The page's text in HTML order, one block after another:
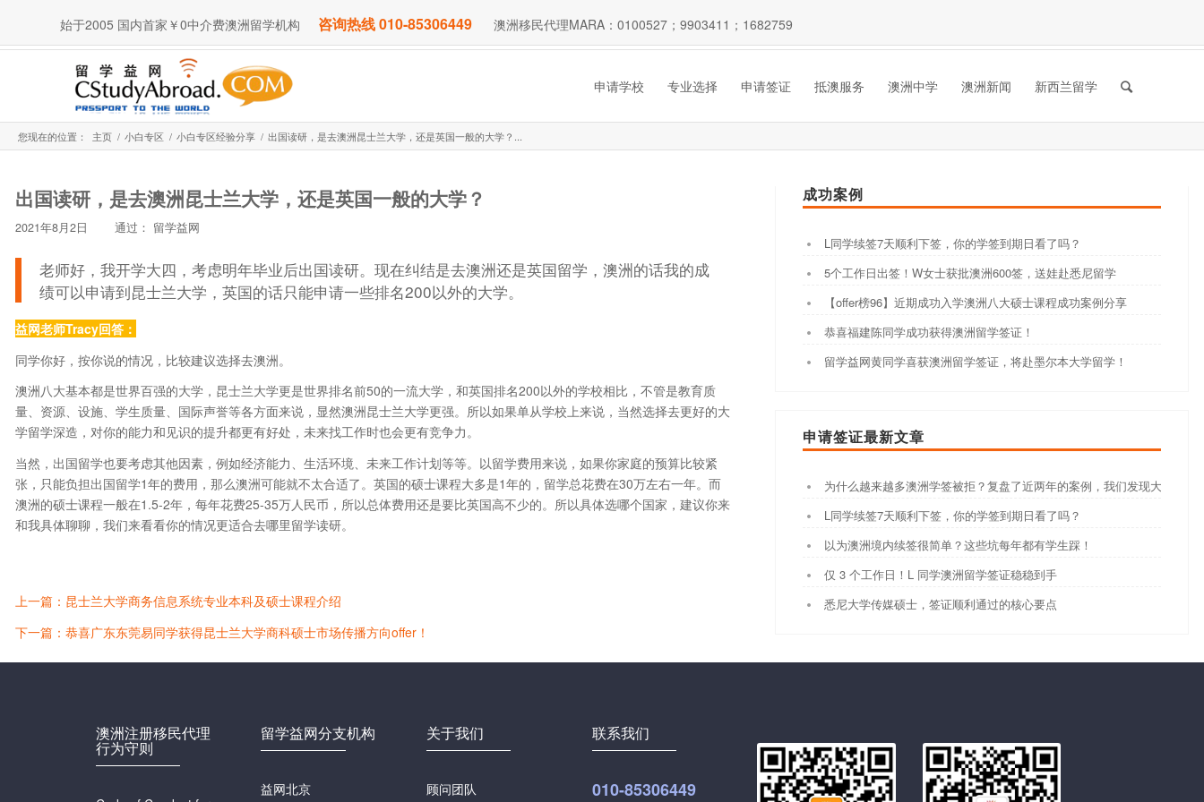
始于2005 国内首家￥0中介费澳洲留学机构 咨询热线 010-85306449 澳洲移民代理MARA：0100527；9903411；1682759
申请学校 专业选择 申请签证 抵澳服务 澳洲中学 澳洲新闻 新西兰留学
您现在的位置： 主页 / 小白专区 / 小白专区经验分享 / 出国读研，是去澳洲昆士兰大学，还是英国一般的大学？...
出国读研，是去澳洲昆士兰大学，还是英国一般的大学？
2021年8月2日 通过： 留学益网
老师好，我开学大四，考虑明年毕业后出国读研。现在纠结是去澳洲还是英国留学，澳洲的话我的成
绩可以申请到昆士兰大学，英国的话只能申请一些排名200以外的大学。
益网老师Tracy回答：
同学你好，按你说的情况，比较建议选择去澳洲。
澳洲八大基本都是世界百强的大学，昆士兰大学更是世界排名前50的一流大学，和英国排名200以外的学校相比，不管是教育质
量、资源、设施、学生质量、国际声誉等各方面来说，显然澳洲昆士兰大学更强。所以如果单从学校上来说，当然选择去更好的大
学留学深造，对你的能力和见识的提升都更有好处，未来找工作时也会更有竞争力。
当然，出国留学也要考虑其他因素，例如经济能力、生活环境、未来工作计划等等。以留学费用来说，如果你家庭的预算比较紧
张，只能负担出国留学1年的费用，那么澳洲可能就不太合适了。英国的硕士课程大多是1年的，留学总花费在30万左右一年。而
澳洲的硕士课程一般在1.5-2年，每年花费25-35万人民币，所以总体费用还是要比英国高不少的。所以具体选哪个国家，建议你来
和我具体聊聊，我们来看看你的情况更适合去哪里留学读研。
上一篇：昆士兰大学商务信息系统专业本科及硕士课程介绍
下一篇：恭喜广东东莞易同学获得昆士兰大学商科硕士市场传播方向offer！
成功案例
L同学续签7天顺利下签，你的学签到期日看了吗？
5个工作日出签！W女士获批澳洲600签，送娃赴悉尼留学
【offer榜96】近期成功入学澳洲八大硕士课程成功案例分享
恭喜福建陈同学成功获得澳洲留学签证！
留学益网黄同学喜获澳洲留学签证，将赴墨尔本大学留学！
申请签证最新文章
为什么越来越多澳洲学签被拒？复盘了近两年的案例，我们发现大家都踩
L同学续签7天顺利下签，你的学签到期日看了吗？
以为澳洲境内续签很简单？这些坑每年都有学生踩！
仅 3 个工作日！L 同学澳洲留学签证稳稳到手
悉尼大学传媒硕士，签证顺利通过的核心要点
澳洲注册移民代理
行为守则
留学益网分支机构
益网北京
关于我们
顾问团队
联系我们
010-85306449